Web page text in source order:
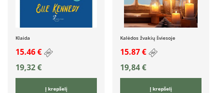
Klaida
15.46 €
19,32€
Į krepšelį
Kalėdos žvakių šviesoje
15.87 €
19,84€
Į krepšelį